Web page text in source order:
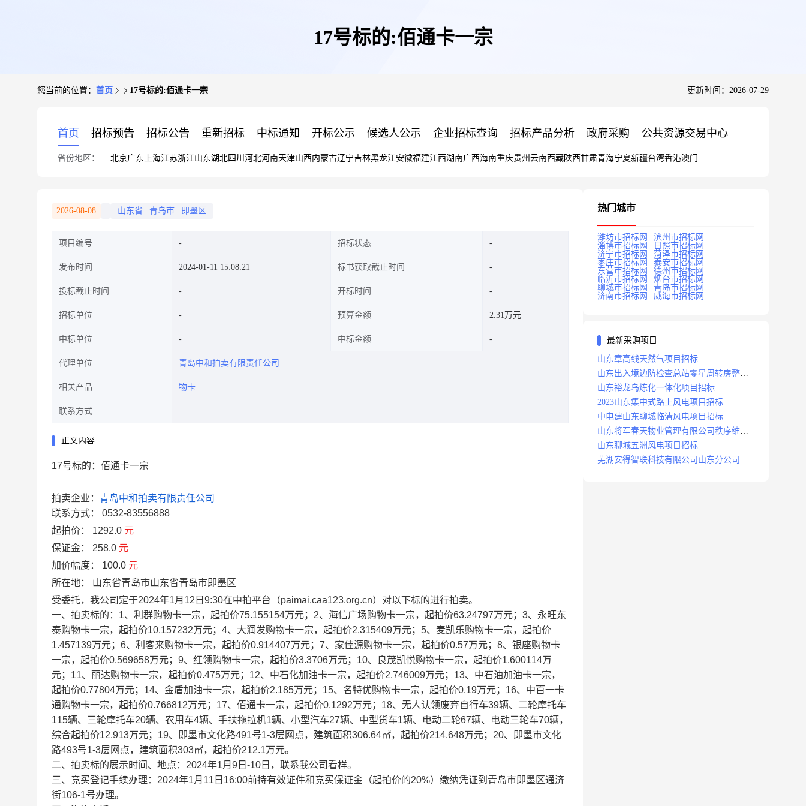
17号标的:佰通卡一宗
您当前的位置： 首页 17号标的:佰通卡一宗 更新时间：2026-07-29
首页 招标预告 招标公告 重新招标 中标通知 开标公示 候选人公示 企业招标查询 招标产品分析 政府采购 公共资源交易中心
省份地区： 北京广东 上海江苏浙江山东湖北四川 河北河南天津山西内蒙古辽宁吉林黑龙江安徽福建江西湖南广西海南重庆贵州 云南西藏陕西甘肃青海宁夏新疆台湾香港澳门
2026-08-08 山东省 青岛市 即墨区
项目编号 招标状态
发布时间 2024-01-11 15:08:21 标书获取截止时间
投标截止时间 开标时间
招标单位 预算金额 2.31万元
中标单位 中标金额
代理单位 青岛中和拍卖有限责任公司
相关产品 物卡
联系方式
正文内容
17号标的：佰通卡一宗
拍卖企业： 青岛中和拍卖有限责任公司
联系方式： 0532-83556888
起拍价： 1292.0 元
保证金： 258.0 元
加价幅度： 100.0 元
所在地： 山东省青岛市山东省青岛市即墨区
受委托，我公司定于2024年1月12日9:30在中拍平台（paimai.caa123.org.cn）对以下标的进行拍卖。
一、拍卖标的：1、利群购物卡一宗，起拍价75.155154万元；2、海信广场购物卡一宗，起拍价63.24797万元；3、永旺东
泰购物卡一宗，起拍价10.157232万元；4、大润发购物卡一宗，起拍价2.315409万元；5、麦凯乐购物卡一宗，起拍价
1.457139万元；6、利客来购物卡一宗，起拍价0.914407万元；7、家佳源购物卡一宗，起拍价0.57万元；8、银座购物卡
一宗，起拍价0.569658万元；9、红领购物卡一宗，起拍价3.3706万元；10、良茂凯悦购物卡一宗，起拍价1.600114万
元；11、丽达购物卡一宗，起拍价0.475万元；12、中石化加油卡一宗，起拍价2.746009万元；13、中石油加油卡一宗，
起拍价0.77804万元；14、金盾加油卡一宗，起拍价2.185万元；15、名特优购物卡一宗，起拍价0.19万元；16、中百一卡
通购物卡一宗，起拍价0.766812万元；17、佰通卡一宗，起拍价0.1292万元；18、无人认领废弃自行车39辆、二轮摩托车
115辆、三轮摩托车20辆、农用车4辆、手扶拖拉机1辆、小型汽车27辆、中型货车1辆、电动二轮67辆、电动三轮车70辆，
综合起拍价12.913万元；19、即墨市文化路491号1-3层网点，建筑面积306.64㎡，起拍价214.648万元；20、即墨市文化
路493号1-3层网点，建筑面积303㎡，起拍价212.1万元。
二、拍卖标的展示时间、地点：2024年1月9日-10日，联系我公司看样。
三、竞买登记手续办理：2024年1月11日16:00前持有效证件和竞买保证金（起拍价的20%）缴纳凭证到青岛市即墨区通济
街106-1号办理。
热门城市
潍坊市招标网
滨州市招标网
淄博市招标网
日照市招标网
济宁市招标网
菏泽市招标网
枣庄市招标网
泰安市招标网
东营市招标网
德州市招标网
临沂市招标网
烟台市招标网
聊城市招标网
青岛市招标网
济南市招标网
威海市招标网
最新采购项目
山东章高线天然气项目招标
山东出入境边防检查总站零星周转房整修
项目招标中标
山东裕龙岛炼化一体化项目招标
2023山东集中式路上风电项目招标
中电建山东聊城临清风电项目招标
山东将军春天物业管理有限公司秩序维护
服务项目招标公告
山东聊城五洲风电项目招标
芜湖安得智联科技有限公司山东分公司济